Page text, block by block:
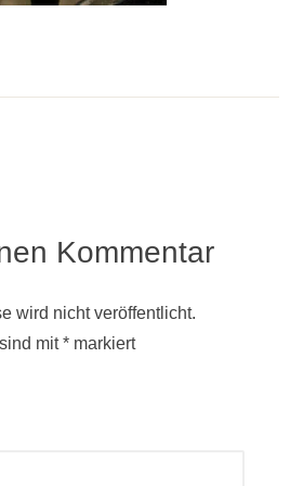
Kommentar
wird nicht veröffentlicht.
mit* markiert